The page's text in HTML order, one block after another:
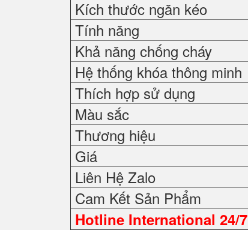
Kích thước ngăn kéo
Tính năng
Khả năng chống cháy
Hệ thống khóa thông minh
Thích hợp sử dụng
Màu sắc
Thương hiệu
Giá
Liên Hệ Zalo
Cam Kết Sản Phẩm
Hotline International 24/7